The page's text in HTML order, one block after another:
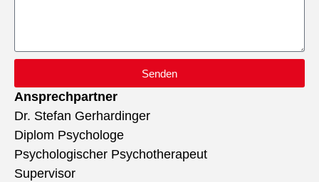
Senden
Ansprechpartner
Dr. Stefan Gerhardinger
Diplom Psychologe
Psychologischer Psychotherapeut
Supervisor